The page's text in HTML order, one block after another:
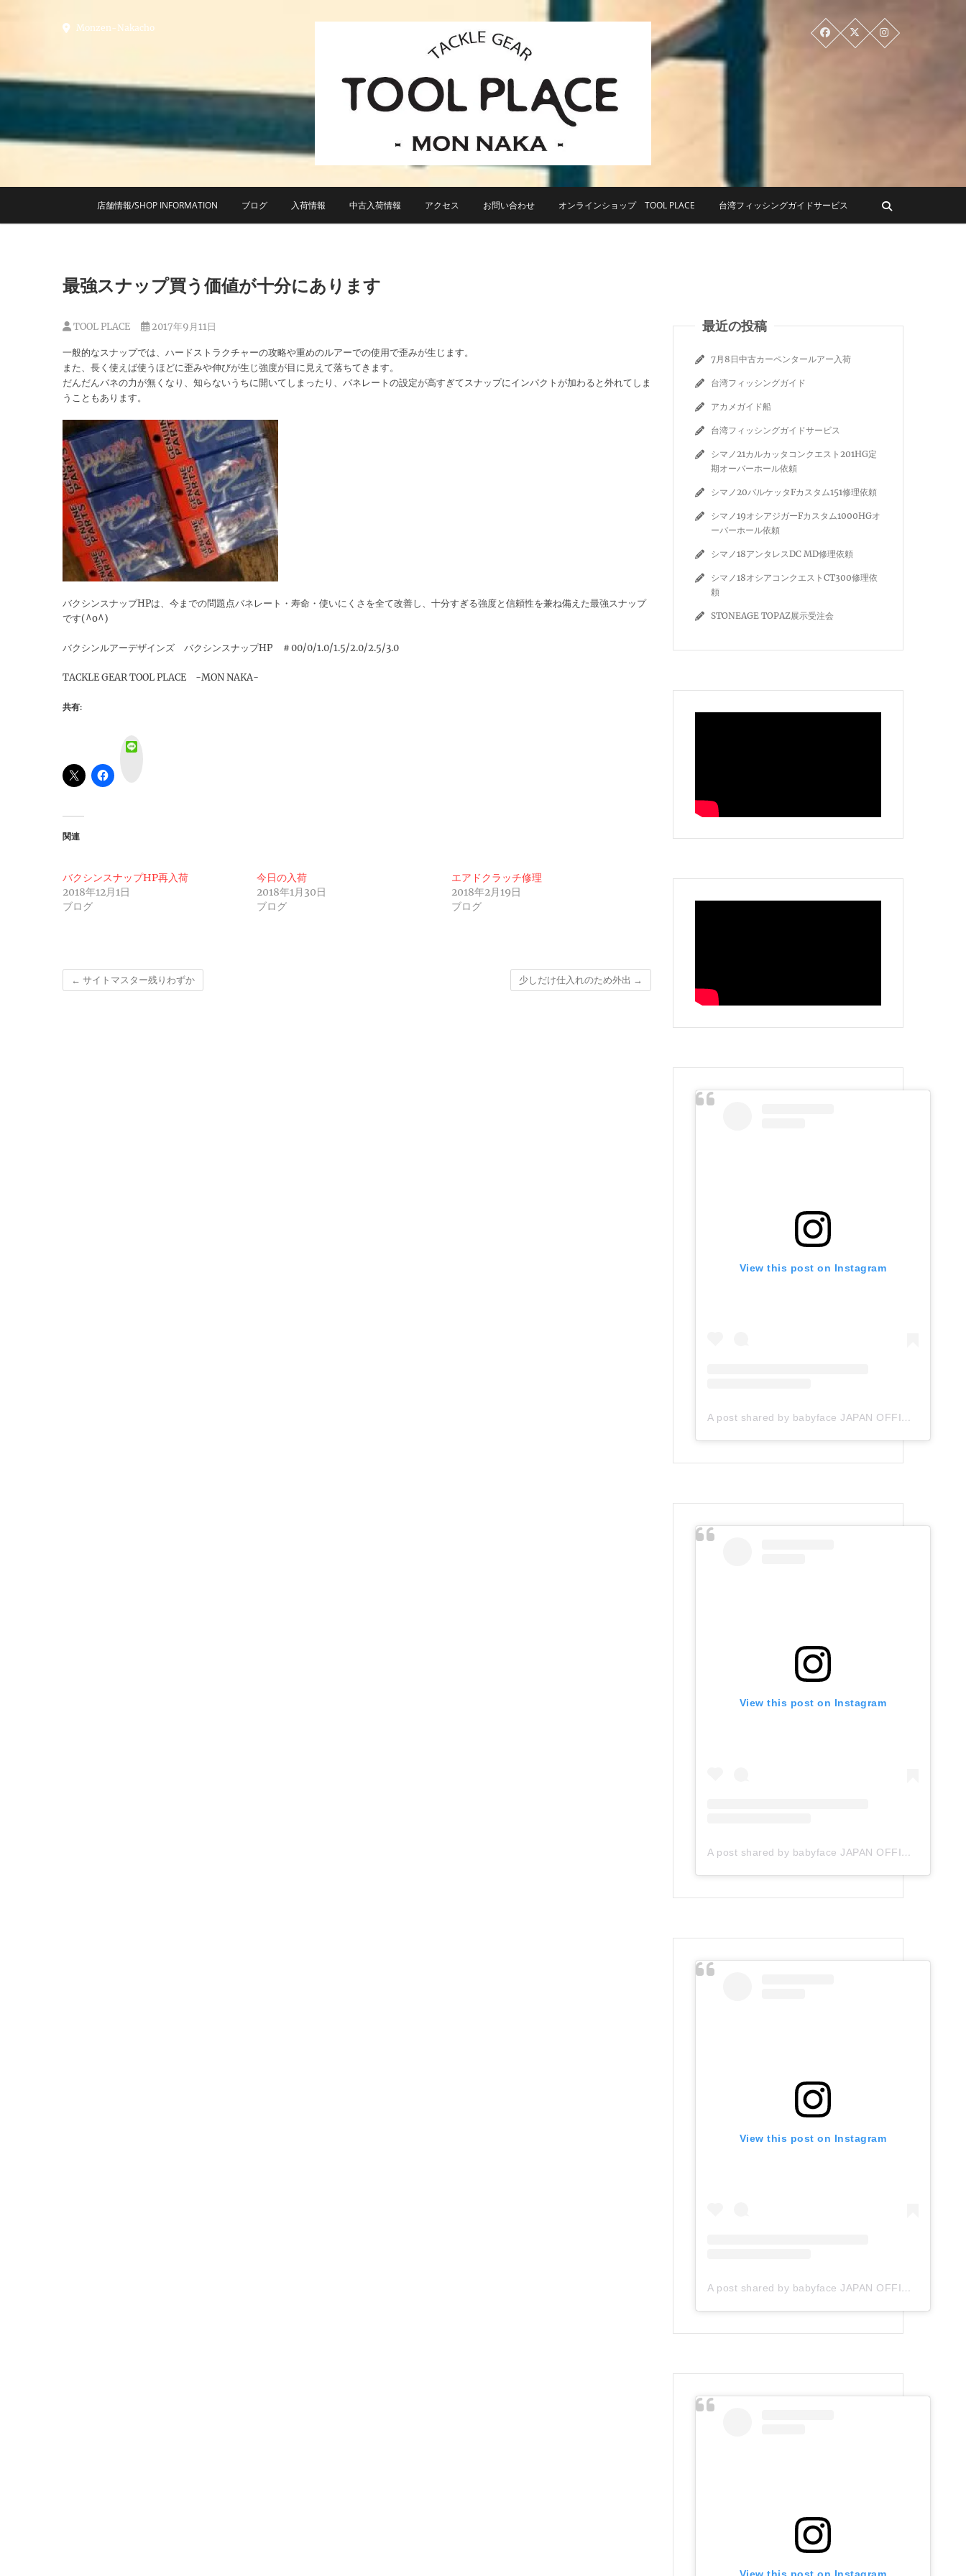
Monzen-Nakacho
TACKLE GEAR TOOL PLACE ツールプレイス
小さなルアーフィッシングショップ「ツールプレイス」が門前仲町に近日オープン！
店舗情報/SHOP INFORMATION ブログ 入荷情報 中古入荷情報 アクセス お問い合わせ オンラインショップ TOOL PLACE 台湾フィッシングガイドサービス
最強スナップ買う価値が十分にあります
TOOL PLACE 2017年9月11日
一般的なスナップでは、ハードストラクチャーの攻略や重めのルアーでの使用で歪みが生じます。
また、長く使えば使うほどに歪みや伸びが生じ強度が目に見えて落ちてきます。
だんだんバネの力が無くなり、知らないうちに開いてしまったり、バネレートの設定が高すぎてスナップにインパクトが加わると外れてしま
うこともあります。
バクシンスナップHPは、今までの問題点バネレート・寿命・使いにくさを全て改善し、十分すぎる強度と信頼性を兼ね備えた最強スナップ
です(^o^)
バクシンルアーデザインズ バクシンスナップHP ＃00/0/1.0/1.5/2.0/2.5/3.0
TACKLE GEAR TOOL PLACE -MON NAKA-
共有:
関連
バクシンスナップHP再入荷
2018年12月1日
ブログ
今日の入荷
2018年1月30日
ブログ
エアドクラッチ修理
2018年2月19日
ブログ
← サイトマスター残りわずか 少しだけ仕入れのため外出 →
最近の投稿
7月8日中古カーペンタールアー入荷
台湾フィッシングガイド
アカメガイド船
台湾フィッシングガイドサービス
シマノ21カルカッタコンクエスト201HG定
期オーバーホール依頼
シマノ20バルケッタFカスタム151修理依頼
シマノ19オシアジガーFカスタム1000HGオ
ーバーホール依頼
シマノ18アンタレスDC MD修理依頼
シマノ18オシアコンクエストCT300修理依
頼
STONEAGE TOPAZ展示受注会
View this post on Instagram
A post shared by babyface JAPAN OFFICIAL (@babyface_japan)
View this post on Instagram
A post shared by babyface JAPAN OFFICIAL (@babyface_japan)
View this post on Instagram
A post shared by babyface JAPAN OFFICIAL (@babyface_japan)
View this post on Instagram